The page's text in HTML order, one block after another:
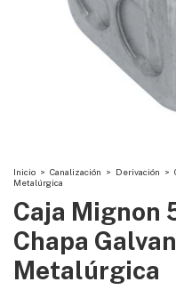
Inicio > Canalización > Derivación >
Metalúrgica
Caja Mignon
Chapa
Metalúrgica